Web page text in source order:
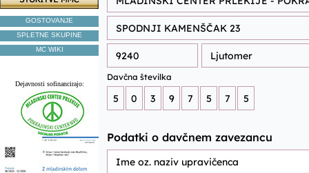
GOSTOVANJE
SPLETNE SKUPINE
MC WIKI
Dejavnosti sofinancirajo: